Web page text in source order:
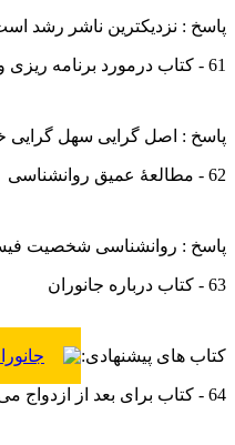
پاسخ : نزدیکترین ناشر رشد
61 - کتاب درمورد برنامه ریزی و اولویت بندی
پاسخ : اصل گرایی سهل گرایی
62 - مطالعۀ عمیق روانشناسی
پاسخ : روانشناسی شخصیت
63 - کتاب درباره جانوران
کتاب های پیشنهادی:
64 - کتاب برای بعد از ازدواج می‌خواهم